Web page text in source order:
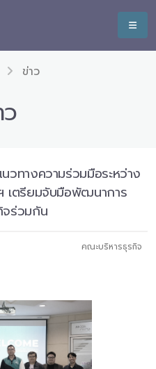
ข่าว
วทางความร่วมมือระหว่าง
เตรียมจับมือพัฒนาการ
ร่วมกัน
คณะบริหารธุรกิจ